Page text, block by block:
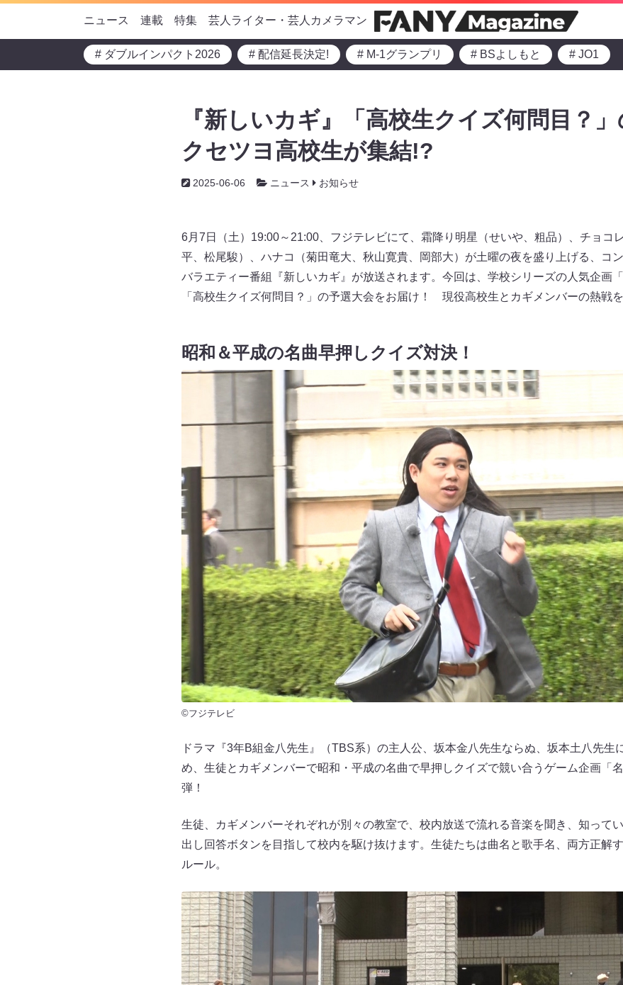
ニュース 連載 特集 芸人ライター・芸人カメラマン
# ダブルインパクト2026 # 配信延長決定! # M-1グランプリ # BSよしもと # JO1
『新しいカギ』「高校生クイズ何問目？
クセツヨ高校生が集結!?
2025-06-06 ニュース お知らせ
6月7日（土）19:00～21:00、フジテレビにて、霜降り明星（せいや、粗品）、チョコ
平、松尾駿）、ハナコ（菊田竜大、秋山寛貴、岡部大）が土曜の夜を盛り上げる、コ
バラエティー番組『新しいカギ』が放送されます。今回は、学校シリーズの人気企画
「高校生クイズ何問目？」の予選大会をお届け！ 現役高校生とカギメンバーの熱戦を
昭和＆平成の名曲早押しクイズ対決！
©フジテレビ
ドラマ『3年B組金八先生』（TBS系）の主人公、坂本金八先生ならぬ、坂本土八先生
め、生徒とカギメンバーで昭和・平成の名曲で早押しクイズで競い合うゲーム企画「
弾！
生徒、カギメンバーそれぞれが別々の教室で、校内放送で流れる音楽を聞き、知って
出し回答ボタンを目指して校内を駆け抜けます。生徒たちは曲名と歌手名、両方正解
ルール。